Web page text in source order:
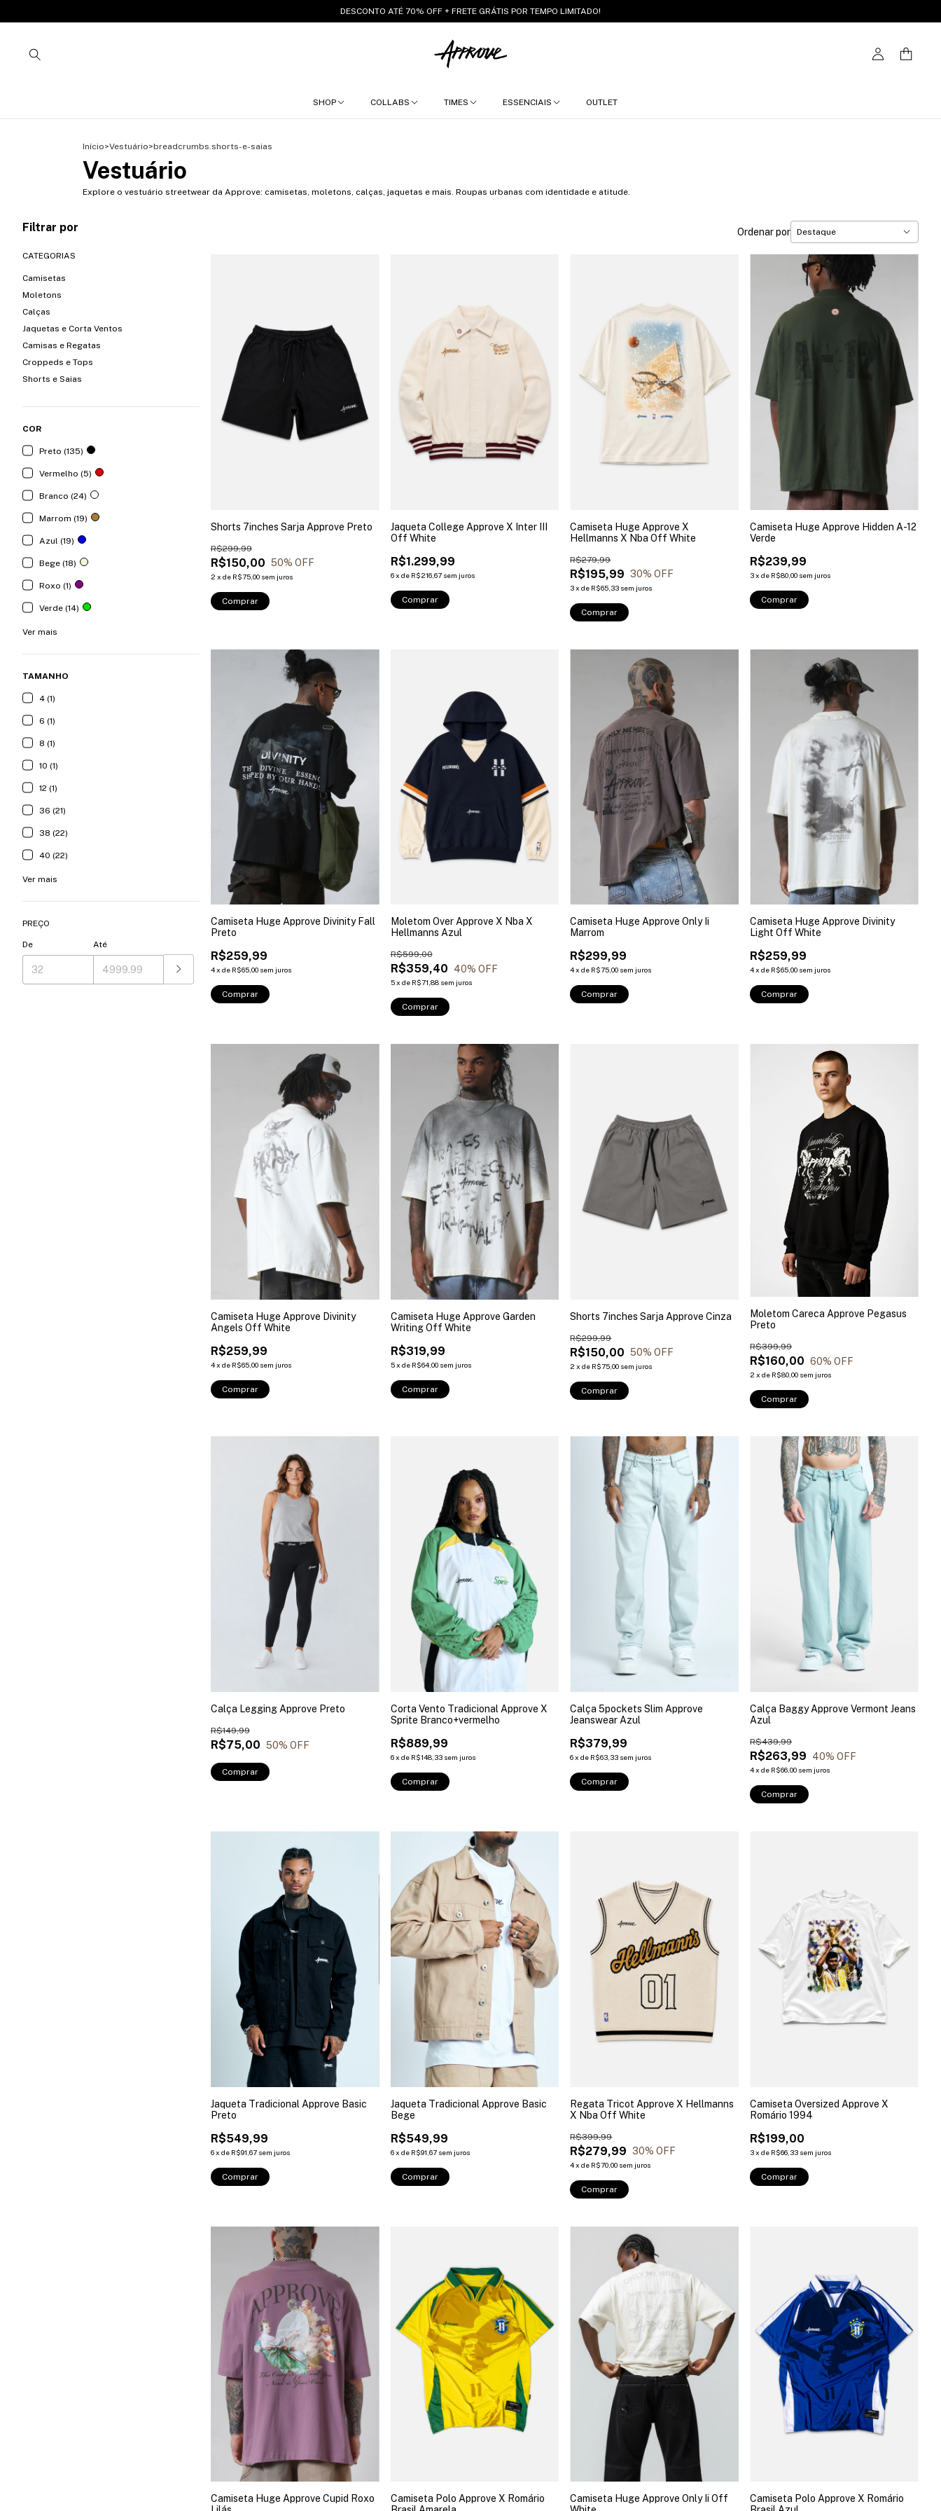
DESCONTO ATÉ 70% OFF + FRETE GRÁTIS POR TEMPO LIMITADO!
SHOP COLLABS TIMES ESSENCIAIS OUTLET
Início>Vestuário>breadcrumbs.shorts-e-saias
Vestuário
Explore o vestuário streetwear da Approve: camisetas, moletons, calças, jaquetas e mais. Roupas urbanas com identidade e atitude.
Filtrar por
CATEGORIAS
Camisetas
Moletons
Calças
Jaquetas e Corta Ventos
Camisas e Regatas
Croppeds e Tops
Shorts e Saias
COR
Preto (135)
Vermelho (5)
Branco (24)
Marrom (19)
Azul (19)
Bege (18)
Roxo (1)
Verde (14)
Ver mais
TAMANHO
4 (1)
6 (1)
8 (1)
10 (1)
12 (1)
36 (21)
38 (22)
40 (22)
Ver mais
PREÇO
De Até
Ordenar por
Shorts 7inches Sarja Approve Preto
R$150,00
R$299,99
50% OFF
2 x de R$75,00 sem juros
Comprar
Jaqueta College Approve X Inter III
Off White
R$1.299,99
6 x de R$216,67 sem juros
Comprar
Camiseta Huge Approve X
Hellmanns X Nba Off White
R$195,99
R$279,99
30% OFF
3xde R$65,33 sem juros
Comprar
Camiseta Huge Approve Hidden A-12
Verde
R$239,99
3xde R$80,00 sem juros
Comprar
Camiseta Huge Approve Divinity Fall
Preto
R$259,99
4x de R$65,00 sem juros
Comprar
Moletom Over Approve X Nba X
Hellmanns Azul
R$359,40
R$599,00
40% OFF
5 x de R$71,88 sem juros
Comprar
Camiseta Huge Approve Only Ii
Marrom
R$299,99
4xde R$75,00 sem juros
Comprar
Camiseta Huge Approve Divinity
Light Off White
R$259,99
4xde R$65,00 sem juros
Comprar
Camiseta Huge Approve Divinity
Angels Off White
R$259,99
4x de R$65,00 sem juros
Comprar
Camiseta Huge Approve Garden
Writing Off White
R$319,99
5 x de R$64,00 sem juros
Comprar
Shorts 7inches Sarja Approve Cinza
R$150,00
R$299,99
50% OFF
2 xde R$75,00 sem juros
Comprar
Moletom Careca Approve Pegasus
Preto
R$160,00
R$399,99
60% OFF
2 xde R$80,00 sem juros
Comprar
Calça Legging Approve Preto
R$75,00
R$149,99
50% OFF
Comprar
Corta Vento Tradicional Approve X
Sprite Branco+vermelho
R$889,99
6 x de R$148,33 sem juros
Comprar
Calça 5pockets Slim Approve
Jeanswear Azul
R$379,99
6xde R$63,33 sem juros
Comprar
Calça Baggy Approve Vermont Jeans
Azul
R$263,99
R$439,99
40% OFF
4xde R$66,00 sem juros
Comprar
Jaqueta Tradicional Approve Basic
Preto
R$549,99
6x de R$91,67 sem juros
Comprar
Jaqueta Tradicional Approve Basic
Bege
R$549,99
6 x de R$91,67 sem juros
Comprar
Regata Tricot Approve X Hellmanns
X Nba Off White
R$279,99
R$399,99
30% OFF
4xde R$70,00 sem juros
Comprar
Camiseta Oversized Approve X
Romário 1994
R$199,00
3xde R$66,33 sem juros
Comprar
Camiseta Huge Approve Cupid Roxo
Camiseta Polo Approve X Romário
Camiseta Huge Approve Only Ii Off
Camiseta Polo Approve X Romário